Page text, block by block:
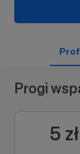
Progi
5 zł